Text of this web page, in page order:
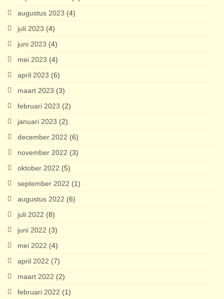
augustus 2023 (4)
juli 2023 (4)
juni 2023 (4)
mei 2023 (4)
april 2023 (6)
maart 2023 (3)
februari 2023 (2)
januari 2023 (2)
december 2022 (6)
november 2022 (3)
oktober 2022 (5)
september 2022 (1)
augustus 2022 (6)
juli 2022 (8)
juni 2022 (3)
mei 2022 (4)
april 2022 (7)
maart 2022 (2)
februari 2022 (1)